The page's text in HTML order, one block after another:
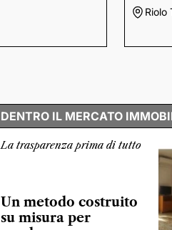
Riolo
DENTRO IL MERCATO
La trasparenza prima di tutto
Un metodo costruito
su misura per